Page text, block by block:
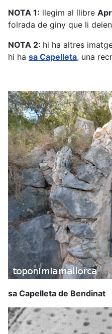
NOTA 1: llegim al llibre
folrada de giny que li deien
NOTA 2: hi ha altres
hi ha sa Capelleta, una
sa Capelleta de Bendinat